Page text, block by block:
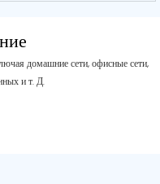
домашние сети, офисные сети,
и т. Д.